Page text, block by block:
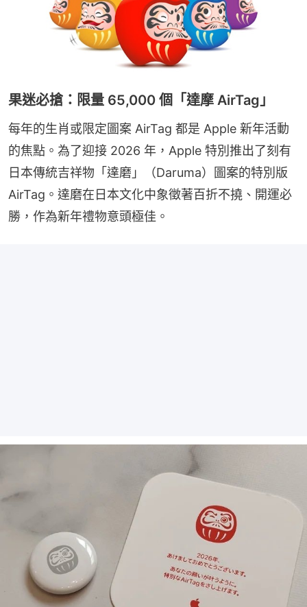
果迷必搶：限量 65,000 個「達摩 AirTag」
每年的生肖或限定圖案 AirTag 都是 Apple 新年活動
的焦點。為了迎接 2026 年，Apple 特別推出了刻有
日本傳統吉祥物「達磨」（Daruma）圖案的特別版
AirTag。達磨在日本文化中象徵著百折不撓、開運必
勝，作為新年禮物意頭極佳。